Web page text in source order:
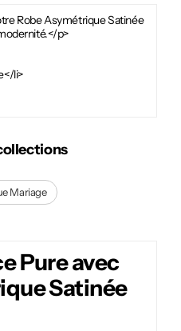
Robe Asymétrique Satinée
p>
li>
Mariage
Pure avec
Satinée